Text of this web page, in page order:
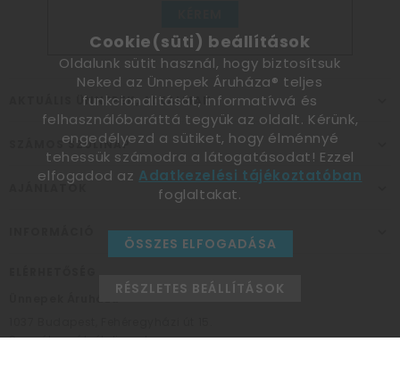
AKTUÁLIS ÜNNEPEK, ALKALMAK
SZÁMOS SZÜLINAP
AJÁNLATOK
Személyes átvételi pont
Cookie(süti) beállítások
Oldalunk sütit használ, hogy biztosítsuk
Neked az Ünnepek Áruháza® teljes
funkcionalitását, informatívvá és
felhasználóbaráttá tegyük az oldalt. Kérünk,
engedélyezd a sütiket, hogy élménnyé
tehessük számodra a látogatásodat! Ezzel
elfogadod az Adatkezelési tájékoztatóban
foglaltakat.
ÖSSZES ELFOGADÁSA
RÉSZLETES BEÁLLÍTÁSOK